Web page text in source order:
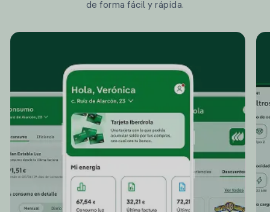
de forma fácil y rápida.